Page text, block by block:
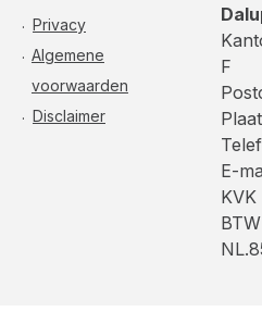
Privacy
Algemene
voorwaarden
Disclaimer
F
E-